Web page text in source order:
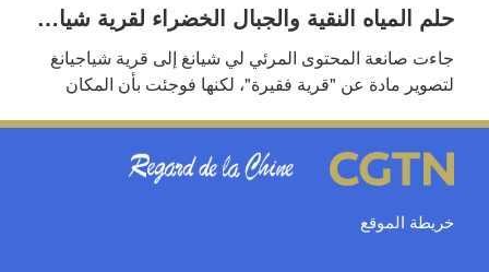
حلم المياه النقية والجبال الخضراء لقرية شيا جيانغ
جاءت صانعة المحتوى المرئي لي شيانغ إلى قرية شياجيانغ
لتصوير مادة عن "قرية فقيرة"، لكنها فوجئت بأن المكان
التذكارية. ومن خلال رواية الفتى جيانغ هونغ شينغ من
القرية، استطاعت أن تجمع شتات قصة معاناة ثلاثة أجيال
في استصلاح الجبال وإدارة المياه، مستعيدا تاريخ كفاح أمين
فرع الحزب الأسبق الذي قاد أبناء القرية إلى حماية الجبال
وتشجيرها وتطوير الغاز الحيوي، محولا بذلك الجبال الخضراء
خريطة الموقع